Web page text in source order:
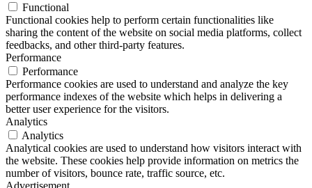
Functional
Functional cookies help to perform certain functionalities like
sharing the content of the website on social media platforms, collect
feedbacks, and other third-party features.
Performance
Performance
Performance cookies are used to understand and analyze the key
performance indexes of the website which helps in delivering a
better user experience for the visitors.
Analytics
Analytics
Analytical cookies are used to understand how visitors interact with
the website. These cookies help provide information on metrics the
number of visitors, bounce rate, traffic source, etc.
Advertisement